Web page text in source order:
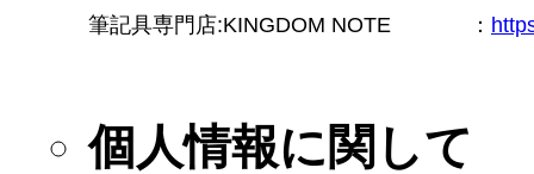
筆記具専門店:KINGDOM NOTE
：
個人情報に関して